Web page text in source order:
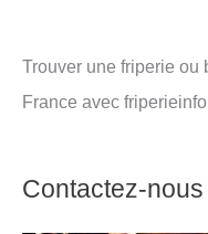
Trouver une friperie ou
France avec
Contactez-nous